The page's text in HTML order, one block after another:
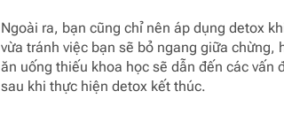
Ngoài ra, bạn cũng chỉ nên áp dụng detox
vừa tránh việc bạn sẽ bỏ ngang giữa
ăn uống thiếu khoa học sẽ dẫn đến các
sau khi thực hiện detox kết thúc.